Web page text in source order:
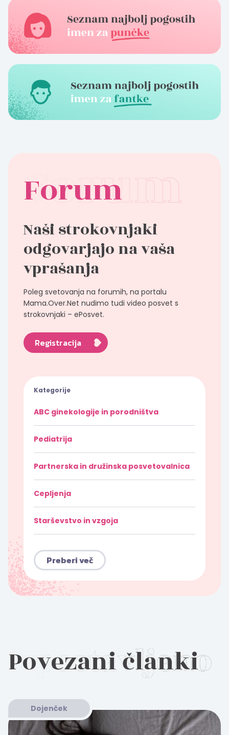
Forum
Naši strokovnjaki
odgovarjajo na vaša
vprašanja
Poleg svetovanja na forumih, na portalu
Mama.Over.Net nudimo tudi video posvet s
strokovnjaki – ePosvet.
Registracija
Kategorije
ABC ginekologije in porodništva
Pediatrija
Partnerska in družinska posvetovalnica
Cepljenja
Starševstvo in vzgoja
Preberi več
Povezani članki
Dojenček